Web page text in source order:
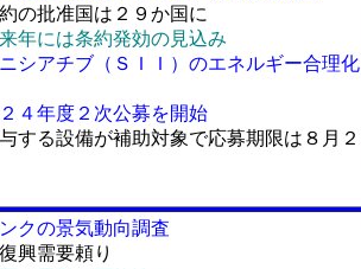
の批准国は２９か国に
年には条約発効の見込み
シアチブ（ＳＩＩ）のエネルギー合理化
４年度２次公募を開始
する設備が補助対象で応募期限は８月２
クの景気動向調査
興需要頼り